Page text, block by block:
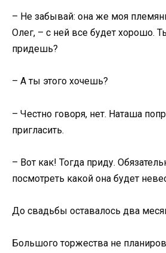
– Не забывай: она же моя
Олег, – с ней все будет хорошо.
придешь?
– А ты этого хочешь?
– Честно говоря, нет. Наташа
пригласить.
– Вот как! Тогда приду.
посмотреть какой она будет
До свадьбы оставалось два
Большого торжества не